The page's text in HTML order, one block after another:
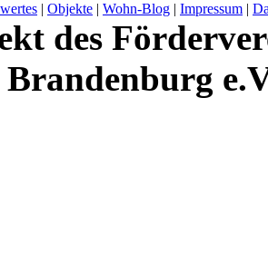
| Objekte | Wohn-Blog | Impressum |
des